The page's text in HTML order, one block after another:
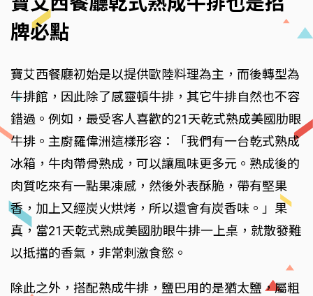
牌必點
寶艾西餐廳初始是以提供歐陸料理為主，而後轉型為
牛排館，因此除了感靈頓牛排，其它牛排自然也不容
錯過。例如，最受客人喜歡的21天乾式熟成美國肋眼
牛排。主廚羅偉洲這樣形容：「我們有一台乾式熟成
冰箱，牛肉帶骨熟成，可以讓風味更多元。熟成後的
肉質吃來有一點果凍感，然後外表酥脆，帶有堅果
香，加上又經炭火烘烤，所以還會有炭香味。」果
真，當21天乾式熟成美國肋眼牛排一上桌，就散發難
以抵擋的香氣，非常刺激食慾。
除此之外，搭配熟成牛排，鹽巴用的是猶太鹽，屬粗